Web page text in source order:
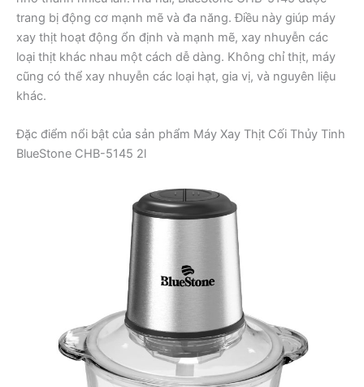
trang bị động cơ mạnh mẽ và đa năng. Điều này giúp máy
xay thịt hoạt động ổn định và mạnh mẽ, xay nhuyễn các
loại thịt khác nhau một cách dễ dàng. Không chỉ thịt, máy
cũng có thể xay nhuyễn các loại hạt, gia vị, và nguyên liệu
khác.
Đặc điểm nổi bật của sản phẩm Máy Xay Thịt Cối Thủy Tinh
BlueStone CHB-5145 2l